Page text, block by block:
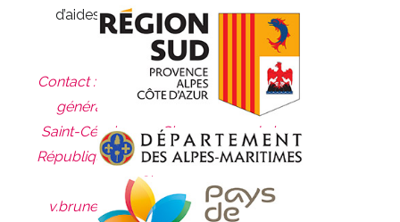
d’aides financières à l’installation.
Contact : Valérie BRUNETTI, Directrice
générale des services, Mairie de
Saint-Cézaire-sur-Siagne, 5 rue de la
République, 06530 Saint-Cézaire-sur-
Siagne
v.brunetti@saintcezairesursiagne.fr